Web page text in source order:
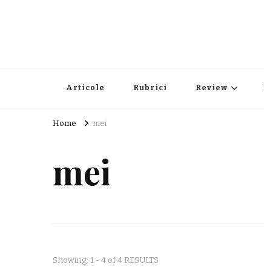
Articole Rubrici Review
Home mei
mei
Showing: 1 - 4 of 4 RESULTS